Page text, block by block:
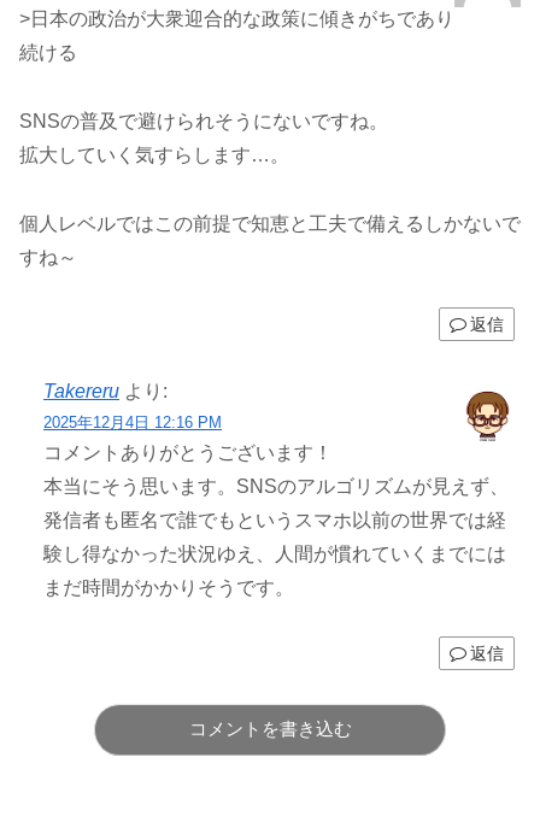
>日本の政治が大衆迎合的な政策に傾きがちであり
続ける
SNSの普及で避けられそうにないですね。
拡大していく気すらします…。
個人レベルではこの前提で知恵と工夫で備えるしかないで
すね～
返信
Takereru より:
2025年12月4日 12:16 PM
コメントありがとうございます！
本当にそう思います。SNSのアルゴリズムが見えず、
発信者も匿名で誰でもというスマホ以前の世界では経
験し得なかった状況ゆえ、人間が慣れていくまでには
まだ時間がかかりそうです。
返信
コメントを書き込む